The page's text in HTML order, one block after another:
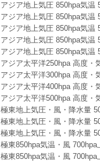
アジア地上気圧 850hpa気温
アジア地上気圧 850hpa気温
アジア地上気圧 850hpa気温
アジア地上気圧 850hpa気温
アジア地上気圧 850hpa気温
アジア太平洋250hpa 高度・
アジア太平洋300hpa 高度・
アジア太平洋400hpa 高度・
アジア太平洋500hpa 高度・
極東地上気圧・風・降水量
極東地上気圧・風・降水量
極東地上気圧・風・降水量
極東850hpa気温・風
極東850hpa気温・風